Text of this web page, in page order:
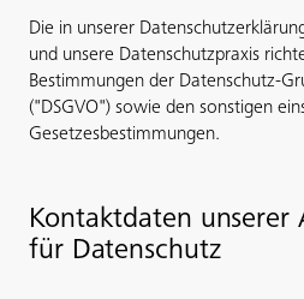
Die in unserer
und unsere Datenschutzpraxis
Bestimmungen der Datenschutz-
("DSGVO") sowie den sonstigen
Gesetzesbestimmungen.
Kontaktdaten unserer
für Datenschutz